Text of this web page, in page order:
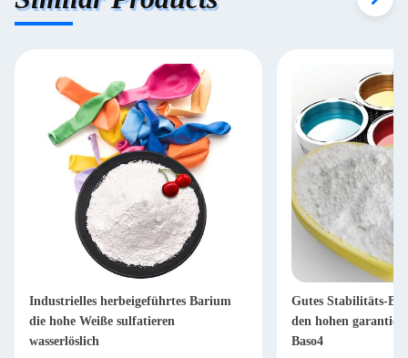
Industrielles herbeigeführtes Barium
die hohe Weiße sulfatieren
wasserlöslich
Gutes Stabilitäts-
den hohen
Baso4